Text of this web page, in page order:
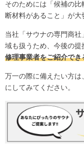
そのためには「候補の
断材料があること」が大
当社「サウナの専門商
域も扱うため、今後の
修理事業者をご紹介でき
万一の際に備えたい方は
にしてみてください。